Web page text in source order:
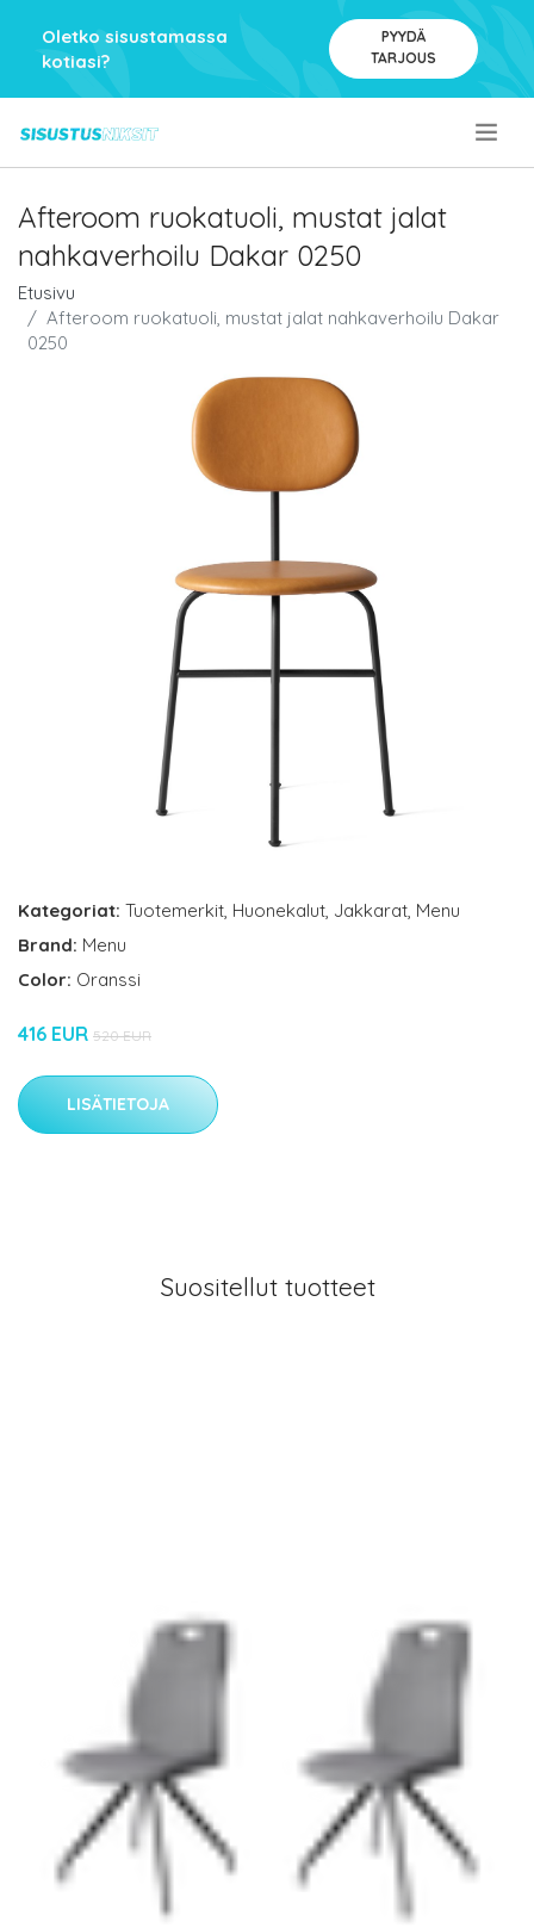
Oletko sisustamassa
kotiasi?
PYYDÄ
TARJOUS
Afteroom ruokatuoli, mustat jalat
nahkaverhoilu Dakar 0250
Etusivu
Afteroom ruokatuoli, mustat jalat nahkaverhoilu Dakar
0250
Kategoriat: Tuotemerkit Huonekalut Jakkarat Menu
Brand: Menu
Color: Oranssi
416 EUR 520 EUR
LISÄTIETOJA
Suositellut tuotteet